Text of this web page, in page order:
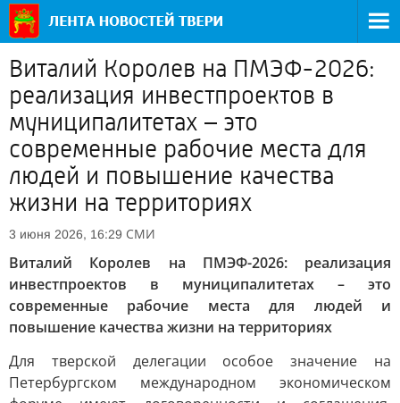
Виталий Королев на ПМЭФ-2026:
реализация инвестпроектов в
муниципалитетах – это
современные рабочие места для
людей и повышение качества
жизни на территориях
3 июня 2026, 16:29 СМИ
Виталий Королев на ПМЭФ-2026: реализация
инвестпроектов в муниципалитетах – это
современные рабочие места для людей и
повышение качества жизни на территориях
Для тверской делегации особое значение на
Петербургском международном экономическом